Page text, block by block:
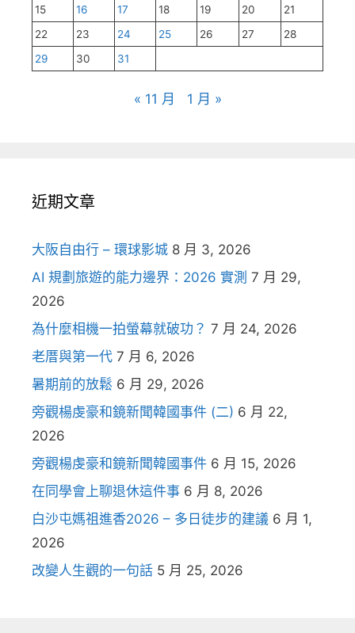
15
16 17 18 19 20
21
22
23 24 25 26 27
28
29
30 31
« 11 月 1 月 »
近期文章
大阪自由行 – 環球影城 8 月 3, 2026
AI 規劃旅遊的能力邊界：2026 實測 7 月 29,
2026
為什麼相機一拍螢幕就破功？ 7 月 24, 2026
老厝與第一代 7 月 6, 2026
暑期前的放鬆 6 月 29, 2026
旁觀楊虔豪和鏡新聞韓國事件 (二) 6 月 22,
2026
旁觀楊虔豪和鏡新聞韓國事件 6 月 15, 2026
在同學會上聊退休這件事 6 月 8, 2026
白沙屯媽祖進香2026 – 多日徒步的建議 6 月 1,
2026
改變人生觀的一句話 5 月 25, 2026